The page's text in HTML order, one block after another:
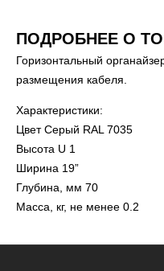
ПОДРОБНЕЕ О
Горизонтальный
размещения кабеля.
Характеристики:
Цвет Серый RAL 7035
Высота U 1
Ширина 19”
Глубина, мм 70
Масса, кг, не менее 0.2